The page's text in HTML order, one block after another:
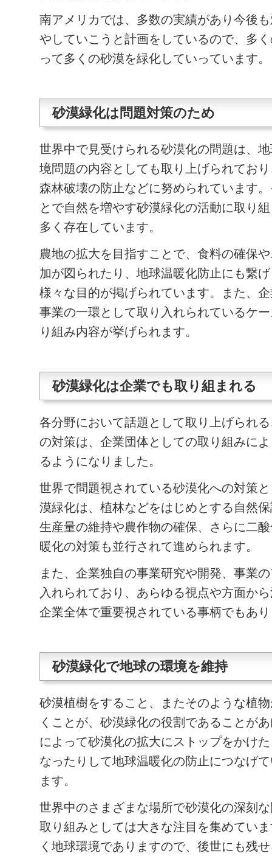
南アメリカでは、多数の実績があり今後
やしていこうと計画をしているので、多
って多くの砂漠を緑化していっています。
砂漠緑化は問題対策のため
世界中で見受けられる砂漠化の問題は、
境問題の内容としても取り上げられてお
森林破壊の防止などに努められています
とで自然を増やす砂漠緑化の活動に取り
多く存在しています。
農地の拡大を目指すことで、食料の確保
加が図られたり、地球温暖化防止にも繋
様々な目的が掲げられています。また、
事業の一環として取り入れられているケ
り組み内容が挙げられます。
砂漠緑化は企業でも取り組まれる
各分野において話題として取り上げられ
の対策は、企業団体としての取り組みに
るようになりました。
世界で問題視されている砂漠化への対策
漠緑化は、植林などをはじめとする自然
生産量の維持や農作物の確保、さらに二
暖化の対策も並行されて進められます。
また、企業独自の事業研究や開発、事業
入れられており、あらゆる視点や方面か
企業全体で重要視されている事柄でもあ
砂漠緑化で地球の環境を維持
砂漠植樹をすること、またそのような植
くことが、 砂漠緑化の役割であることが
によって砂漠化の拡大にストップをかけ
なったりして地球温暖化の防止につなげ
ます。
世界中のさまざまな場所で砂漠化の深刻
取り組みとしては大きな注目を集めてい
く地球環境でありますので、後世にも残